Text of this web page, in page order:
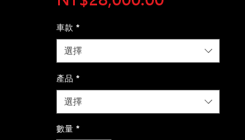
車款 *
選擇
產品 *
選擇
數量 *